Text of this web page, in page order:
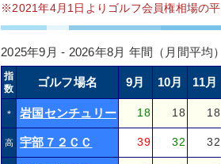
※2021年4月1日よりゴルフ会員権相場の平
2025年9月 - 2026年8月 年間（月間平
指
数
ゴルフ場名 9月 10月 11月
＊ 岩国センチュリー 18 18 18
高 宇部７２ＣＣ 39 32 32